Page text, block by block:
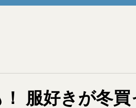
服好きが冬